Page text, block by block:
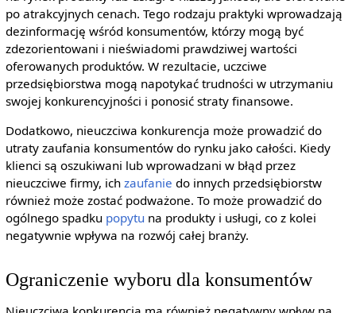
po atrakcyjnych cenach. Tego rodzaju praktyki wprowadzają
dezinformację wśród konsumentów, którzy mogą być
zdezorientowani i nieświadomi prawdziwej wartości
oferowanych produktów. W rezultacie, uczciwe
przedsiębiorstwa mogą napotykać trudności w utrzymaniu
swojej konkurencyjności i ponosić straty finansowe.
Dodatkowo, nieuczciwa konkurencja może prowadzić do
utraty zaufania konsumentów do rynku jako całości. Kiedy
klienci są oszukiwani lub wprowadzani w błąd przez
nieuczciwe firmy, ich zaufanie do innych przedsiębiorstw
również może zostać podważone. To może prowadzić do
ogólnego spadku popytu na produkty i usługi, co z kolei
negatywnie wpływa na rozwój całej branży.
Ograniczenie wyboru dla konsumentów